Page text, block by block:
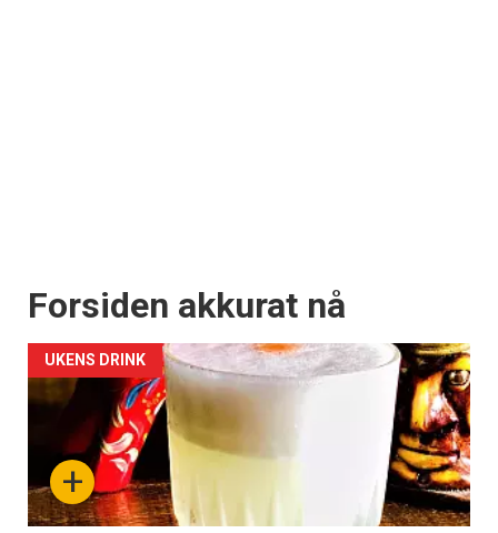
Forsiden akkurat nå
+
UKENS DRINK